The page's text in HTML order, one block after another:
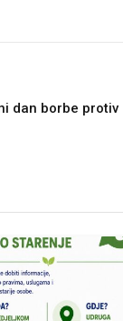
dan borbe protiv